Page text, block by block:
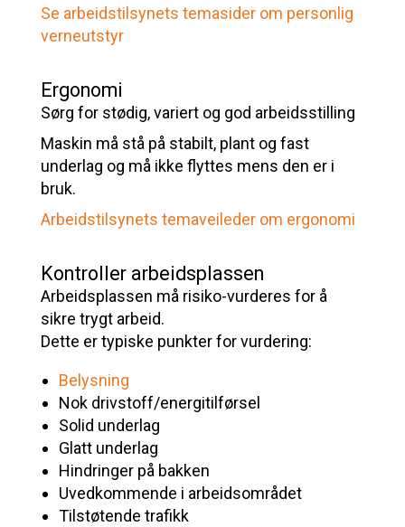
Se arbeidstilsynets temasider om personlig
verneutstyr
Ergonomi
Sørg for stødig, variert og god arbeidsstilling
Maskin må stå på stabilt, plant og fast
underlag og må ikke flyttes mens den er i
bruk.
Arbeidstilsynets temaveileder om ergonomi
Kontroller arbeidsplassen
Arbeidsplassen må risiko-vurderes for å
sikre trygt arbeid.
Dette er typiske punkter for vurdering:
Belysning
Nok drivstoff/energitilførsel
Solid underlag
Glatt underlag
Hindringer på bakken
Uvedkommende i arbeidsområdet
Tilstøtende trafikk